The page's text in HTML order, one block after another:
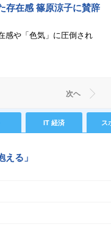
存在感 篠原涼子に賛辞
感や「色気」に圧倒され
次ヘ
IT 経済 ス
る」